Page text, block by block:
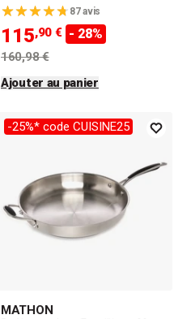
87 avis
115,90 € - 28%
160,98 €
Ajouter au panier
-25%* code CUISINE25
MATHON